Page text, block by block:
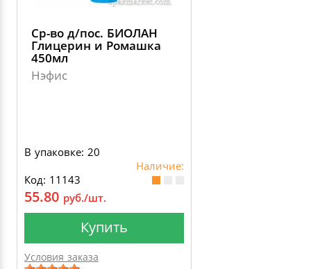
Ср-во д/пос. БИОЛАН
Глицерин и Ромашка
450мл
Нэфис
В упаковке: 20
Наличие:
Код: 11143
55.80 руб./шт.
Купить
Условия заказа